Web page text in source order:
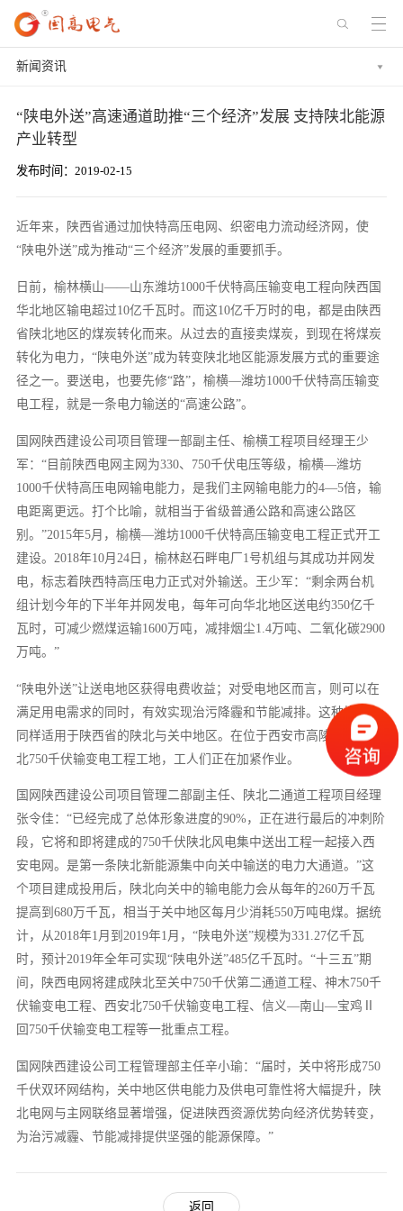
新闻资讯
“陕电外送”高速通道助推“三个经济”发展 支持陕北能源
产业转型
发布时间：2019-02-15
近年来，陕西省通过加快特高压电网、织密电力流动经济网，使
“陕电外送”成为推动“三个经济”发展的重要抓手。
日前，榆林横山——山东潍坊1000千伏特高压输变电工程向陕西国
华北地区输电超过10亿千瓦时。而这10亿千万时的电，都是由陕西
省陕北地区的煤炭转化而来。从过去的直接卖煤炭，到现在将煤炭
转化为电力，“陕电外送”成为转变陕北地区能源发展方式的重要途
径之一。要送电，也要先修“路”，榆横—潍坊1000千伏特高压输变
电工程，就是一条电力输送的“高速公路”。
国网陕西建设公司项目管理一部副主任、榆横工程项目经理王少
军：“目前陕西电网主网为330、750千伏电压等级，榆横—潍坊
1000千伏特高压电网输电能力，是我们主网输电能力的4—5倍，输
电距离更远。打个比喻，就相当于省级普通公路和高速公路区
别。”2015年5月，榆横—潍坊1000千伏特高压输变电工程正式开工
建设。2018年10月24日，榆林赵石畔电厂1号机组与其成功并网发
电，标志着陕西特高压电力正式对外输送。王少军：“剩余两台机
组计划今年的下半年并网发电，每年可向华北地区送电约350亿千
瓦时，可减少燃煤运输1600万吨，减排烟尘1.4万吨、二氧化碳2900
万吨。”
“陕电外送”让送电地区获得电费收益；对受电地区而言，则可以在
满足用电需求的同时，有效实现治污降霾和节能减排。这种模式，
同样适用于陕西省的陕北与关中地区。在位于西安市高陵区的西安
北750千伏输变电工程工地，工人们正在加紧作业。
国网陕西建设公司项目管理二部副主任、陕北二通道工程项目经理
张令佳：“已经完成了总体形象进度的90%，正在进行最后的冲刺阶
段，它将和即将建成的750千伏陕北风电集中送出工程一起接入西
安电网。是第一条陕北新能源集中向关中输送的电力大通道。”这
个项目建成投用后，陕北向关中的输电能力会从每年的260万千瓦
提高到680万千瓦，相当于关中地区每月少消耗550万吨电煤。据统
计，从2018年1月到2019年1月，“陕电外送”规模为331.27亿千瓦
时，预计2019年全年可实现“陕电外送”485亿千瓦时。“十三五”期
间，陕西电网将建成陕北至关中750千伏第二通道工程、神木750千
伏输变电工程、西安北750千伏输变电工程、信义—南山—宝鸡Ⅱ
回750千伏输变电工程等一批重点工程。
国网陕西建设公司工程管理部主任辛小瑜：“届时，关中将形成750
千伏双环网结构，关中地区供电能力及供电可靠性将大幅提升，陕
北电网与主网联络显著增强，促进陕西资源优势向经济优势转变，
为治污减霾、节能减排提供坚强的能源保障。”
返回